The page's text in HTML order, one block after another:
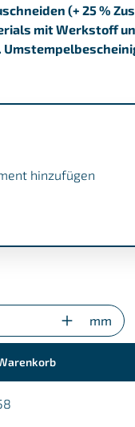
(+ 25 %
mit Werkstoff
hinzufügen
(nur bei
mm